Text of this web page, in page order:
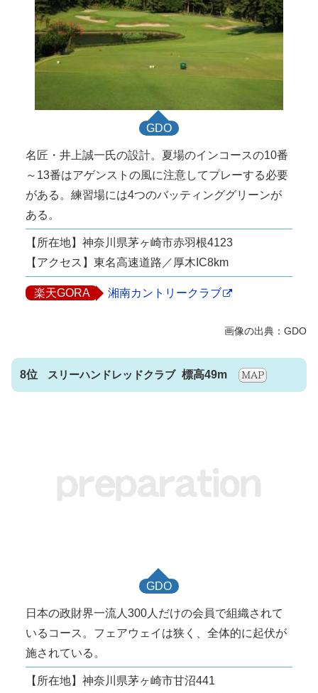
GDO
名匠・井上誠一氏の設計。夏場のインコースの10番
～13番はアゲンストの風に注意してプレーする必要
がある。練習場には4つのバッティンググリーンが
ある。
【所在地】神奈川県茅ヶ崎市赤羽根4123
【アクセス】東名高速道路／厚木IC8km
楽天GORA 湘南カントリークラブ
8位 スリーハンドレッドクラブ 標高49m
GDO
日本の政財界一流人300人だけの会員で組織されて
いるコース。フェアウェイは狭く、全体的に起伏が
施されている。
【所在地】神奈川県茅ヶ崎市甘沼441